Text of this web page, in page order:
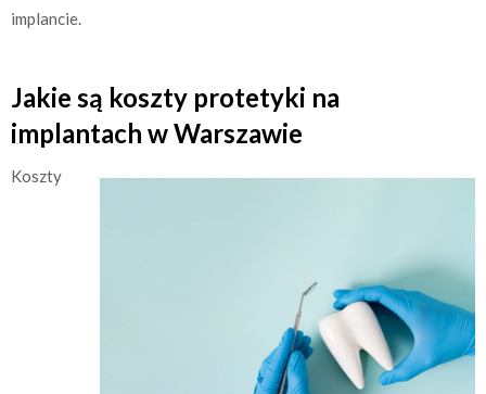
implancie.
Jakie są koszty protetyki na
implantach w Warszawie
Koszty